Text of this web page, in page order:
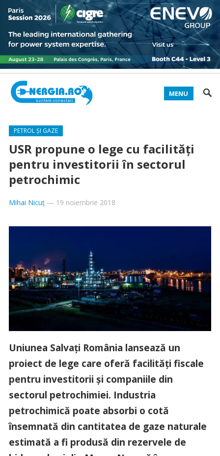
MENU
PETROL ȘI GAZE
USR propune o lege cu facilităţi
pentru investitorii în sectorul
petrochimic
Mihai Nicuț— 19 noiembrie 2018
Uniunea Salvați România lansează un
proiect de lege care oferă facilități fiscale
pentru investitorii și companiile din
sectorul petrochimiei. Industria
petrochimică poate absorbi o cotă
însemnată din cantitatea de gaze naturale
estimată a fi produsă din rezervele de